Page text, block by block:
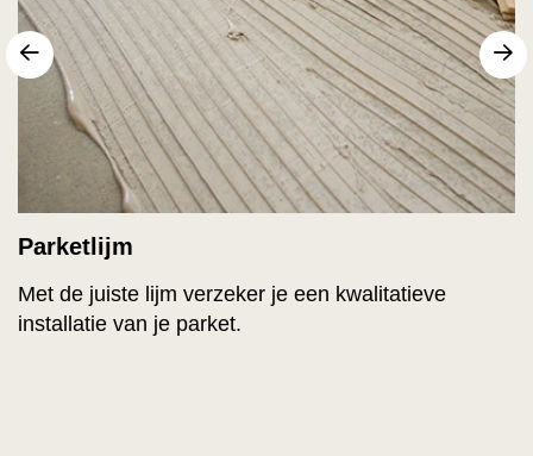
Parketlijm
Met de juiste lijm verzeker je een kwalitatieve
installatie van je parket.
Vorige